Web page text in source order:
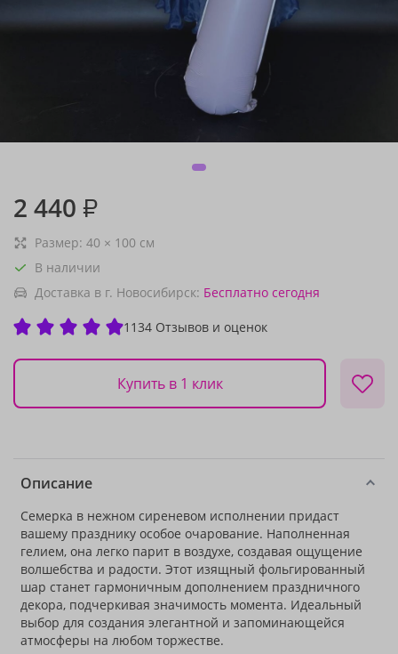
2 440 ₽
Размер: 40 × 100 см
В наличии
Доставка в г. Новосибирск: Бесплатно сегодня
1134 Отзывов и оценок
Купить в 1 клик
Описание
Семерка в нежном сиреневом исполнении придаст
вашему празднику особое очарование. Наполненная
гелием, она легко парит в воздухе, создавая ощущение
волшебства и радости. Этот изящный фольгированный
шар станет гармоничным дополнением праздничного
декора, подчеркивая значимость момента. Идеальный
выбор для создания элегантной и запоминающейся
атмосферы на любом торжестве.